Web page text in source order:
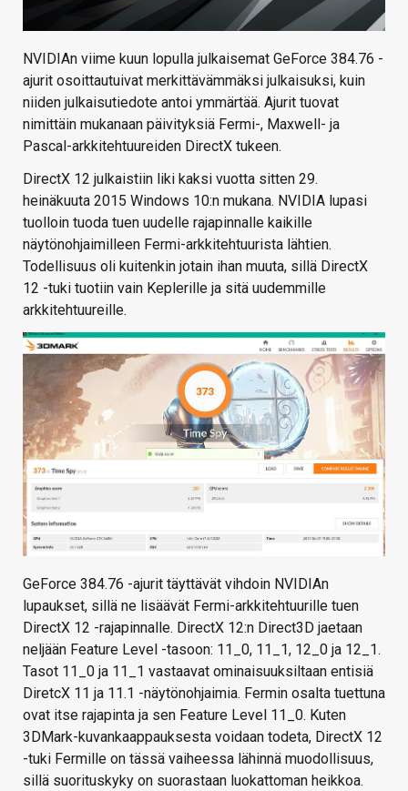
NVIDIAn viime kuun lopulla julkaisemat GeForce 384.76 -
ajurit osoittautuivat merkittävämmäksi julkaisuksi, kuin
niiden julkaisutiedote antoi ymmärtää. Ajurit tuovat
nimittäin mukanaan päivityksiä Fermi-, Maxwell- ja
Pascal-arkkitehtuureiden DirectX tukeen.
DirectX 12 julkaistiin liki kaksi vuotta sitten 29.
heinäkuuta 2015 Windows 10:n mukana. NVIDIA lupasi
tuolloin tuoda tuen uudelle rajapinnalle kaikille
näytönohjaimilleen Fermi-arkkitehtuurista lähtien.
Todellisuus oli kuitenkin jotain ihan muuta, sillä DirectX
12 -tuki tuotiin vain Keplerille ja sitä uudemmille
arkkitehtuureille.
GeForce 384.76 -ajurit täyttävät vihdoin NVIDIAn
lupaukset, sillä ne lisäävät Fermi-arkkitehtuurille tuen
DirectX 12 -rajapinnalle. DirectX 12:n Direct3D jaetaan
neljään Feature Level -tasoon: 11_0, 11_1, 12_0 ja 12_1.
Tasot 11_0 ja 11_1 vastaavat ominaisuuksiltaan entisiä
DiretcX 11 ja 11.1 -näytönohjaimia. Fermin osalta tuettuna
ovat itse rajapinta ja sen Feature Level 11_0. Kuten
3DMark-kuvankaappauksesta voidaan todeta, DirectX 12
-tuki Fermille on tässä vaiheessa lähinnä muodollisuus,
sillä suorituskyky on suorastaan luokattoman heikkoa.